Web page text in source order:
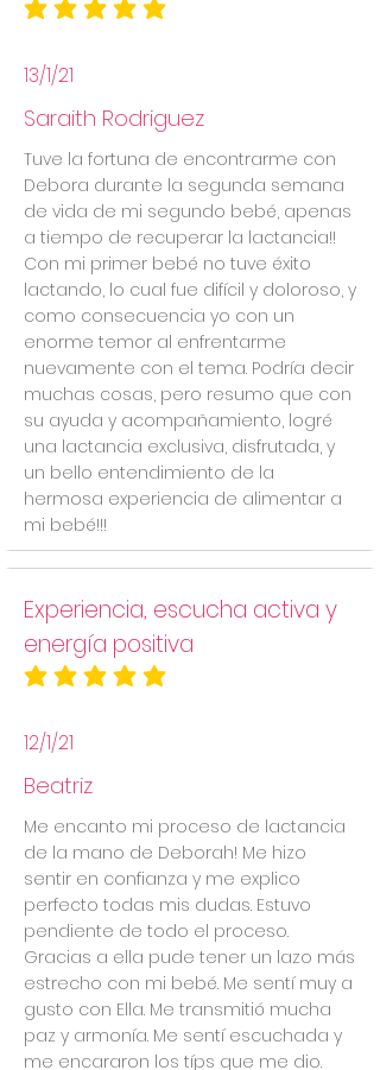
la calificación promedio es 5 de 5
13/1/21
Saraith Rodriguez
Tuve la fortuna de encontrarme con
Debora durante la segunda semana
de vida de mi segundo bebé, apenas
a tiempo de recuperar la lactancia!!
Con mi primer bebé no tuve éxito
lactando, lo cual fue difícil y doloroso, y
como consecuencia yo con un
enorme temor al enfrentarme
nuevamente con el tema. Podría decir
muchas cosas, pero resumo que con
su ayuda y acompañamiento, logré
una lactancia exclusiva, disfrutada, y
un bello entendimiento de la
hermosa experiencia de alimentar a
mi bebé!!!
Experiencia, escucha activa y
energía positiva
la calificación promedio es 5 de 5
12/1/21
Beatriz
Me encanto mi proceso de lactancia
de la mano de Deborah! Me hizo
sentir en confianza y me explico
perfecto todas mis dudas. Estuvo
pendiente de todo el proceso.
Gracias a ella pude tener un lazo más
estrecho con mi bebé. Me sentí muy a
gusto con Ella. Me transmitió mucha
paz y armonía. Me sentí escuchada y
me encararon los típs que me dio.